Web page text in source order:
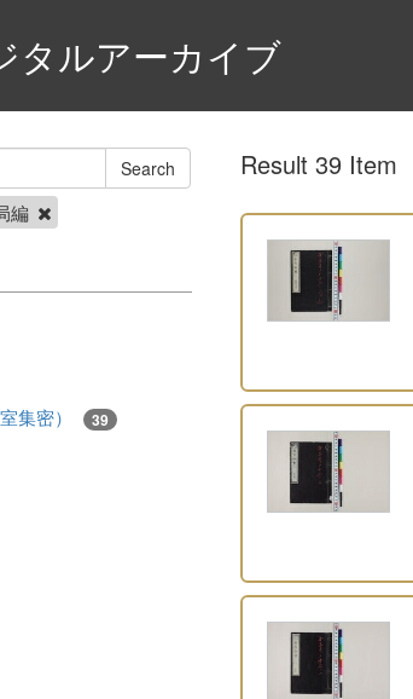
タルアーカイブ
編
集密） 39
Result 39 Item